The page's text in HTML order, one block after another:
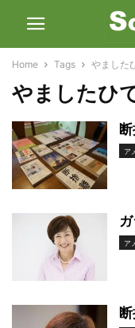
Home Tags やました
やましたひ
ア
ア